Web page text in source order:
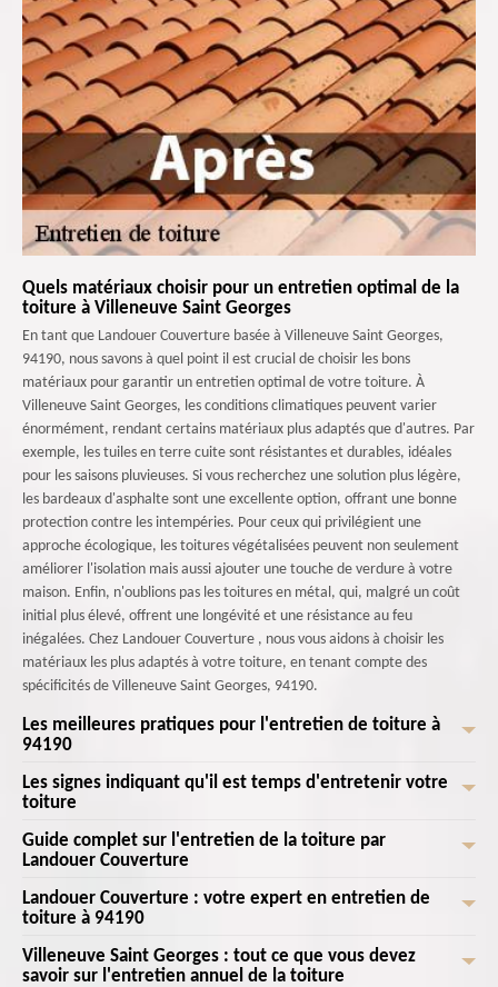
Quels matériaux choisir pour un entretien optimal de la
toiture à Villeneuve Saint Georges
En tant que Landouer Couverture basée à Villeneuve Saint Georges,
94190, nous savons à quel point il est crucial de choisir les bons
matériaux pour garantir un entretien optimal de votre toiture. À
Villeneuve Saint Georges, les conditions climatiques peuvent varier
énormément, rendant certains matériaux plus adaptés que d'autres. Par
exemple, les tuiles en terre cuite sont résistantes et durables, idéales
pour les saisons pluvieuses. Si vous recherchez une solution plus légère,
les bardeaux d'asphalte sont une excellente option, offrant une bonne
protection contre les intempéries. Pour ceux qui privilégient une
approche écologique, les toitures végétalisées peuvent non seulement
améliorer l'isolation mais aussi ajouter une touche de verdure à votre
maison. Enfin, n'oublions pas les toitures en métal, qui, malgré un coût
initial plus élevé, offrent une longévité et une résistance au feu
inégalées. Chez Landouer Couverture , nous vous aidons à choisir les
matériaux les plus adaptés à votre toiture, en tenant compte des
spécificités de Villeneuve Saint Georges, 94190.
Les meilleures pratiques pour l'entretien de toiture à
94190
Chez Landouer Couverture , nous savons que l'entretien de toiture à
94190 est crucial pour préserver l'intégrité de votre maison à Villeneuve
Saint Georges. Commencez par inspecter régulièrement votre toiture
pour détecter les signes de dommages ou d'usure, tels que les tuiles
mortes et les débris n'obstruent le drainage, cause fréquente
peuvent fragiliser les matériaux. En cas de tempête, il est essentiel de
vérifier l'absence de dommages causés par le vent ou la grêle. N'hésitez
Les signes indiquant qu'il est temps d'entretenir votre
toiture
En tant que propriétaire à Villeneuve Saint Georges, 94190, il est crucial
de reconnaître les signes indiquant qu'il est temps d'entretenir votre
toiture. Une inspection visuelle régulière est essentielle. Si vous
remarquez des tuiles manquantes, des fissures ou des déformations, cela
taches d'humidité ou les moisissures à l'intérieur de votre maison sont
Guide complet sur l'entretien de la toiture par
Landouer Couverture
Bienvenue sur notre guide complet sur l'entretien de la toiture par
Landouer Couverture . Située au cœur de Villeneuve Saint Georges,
Landouer Couverture s'engage à vous fournir des conseils pratiques et
des astuces professionnelles pour maintenir votre toiture en parfait état.
Landouer Couverture : votre expert en entretien de
toiture à 94190
Chez Landouer Couverture , nous comprenons l'importance d'une toiture
Villeneuve Saint Georges : tout ce que vous devez
savoir sur l'entretien annuel de la toiture